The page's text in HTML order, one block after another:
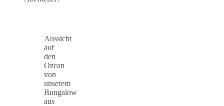
Aussicht
auf
den
Ozean
von
unserem
Bungalow
aus